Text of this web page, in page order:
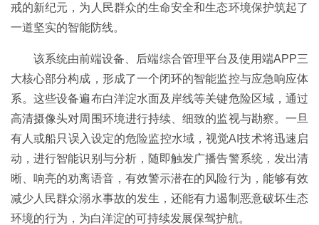
戒的新纪元，为人民群众的生命安全和生态环境保护筑起了
一道坚实的智能防线。
该系统由前端设备、后端综合管理平台及使用端APP三
大核心部分构成，形成了一个闭环的智能监控与应急响应体
系。这些设备遍布白洋淀水面及岸线等关键危险区域，通过
高清摄像头对周围环境进行持续、细致的监视与勘察。一旦
有人或船只误入设定的危险监控水域，视觉AI技术将迅速启
动，进行智能识别与分析，随即触发广播告警系统，发出清
晰、响亮的劝离语音，有效警示潜在的风险行为，能够有效
减少人民群众溺水事故的发生，还能有力遏制恶意破坏生态
环境的行为，为白洋淀的可持续发展保驾护航。